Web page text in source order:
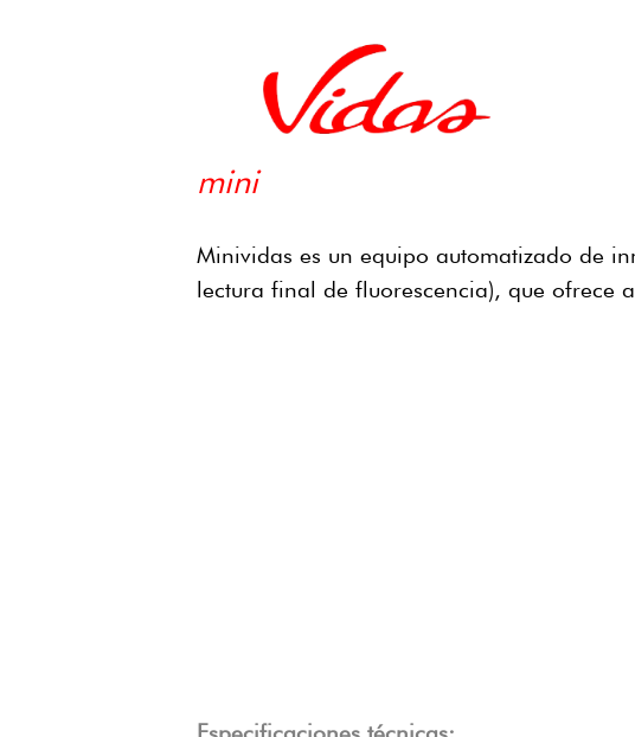
mini
Minividas es un equipo automatizado de
lectura final de fluorescencia), que ofrece
Especificaciones técnicas: